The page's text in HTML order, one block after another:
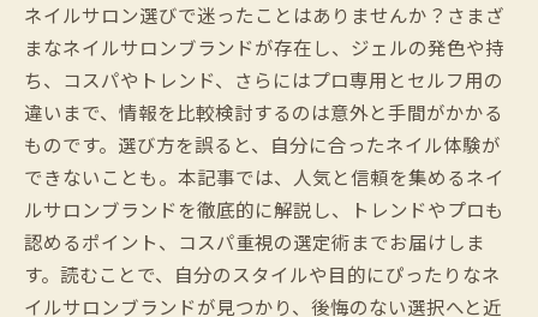
ネイルサロン選びで迷ったことはありませんか？さまざ
まなネイルサロンブランドが存在し、ジェルの発色や持
ち、コスパやトレンド、さらにはプロ専用とセルフ用の
違いまで、情報を比較検討するのは意外と手間がかかる
ものです。選び方を誤ると、自分に合ったネイル体験が
できないことも。本記事では、人気と信頼を集めるネイ
ルサロンブランドを徹底的に解説し、トレンドやプロも
認めるポイント、コスパ重視の選定術までお届けしま
す。読むことで、自分のスタイルや目的にぴったりなネ
イルサロンブランドが見つかり、後悔のない選択へと近